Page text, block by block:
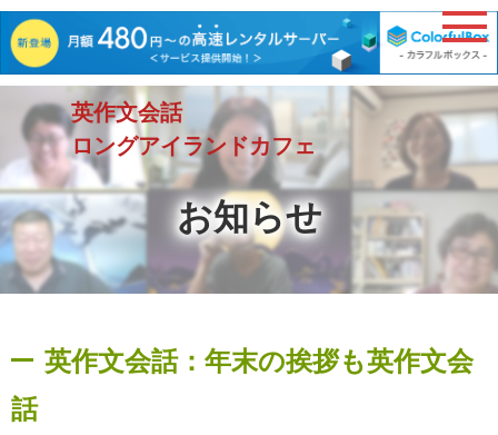
英作文会話
ロングアイランドカフェ
お知らせ
英作文会話：年末の挨拶も英作文会
話